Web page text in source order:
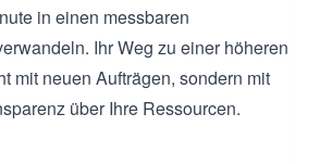
in einen messbaren
Ihr Weg zu einer höheren
mit neuen Aufträgen, sondern mit
über Ihre Ressourcen.